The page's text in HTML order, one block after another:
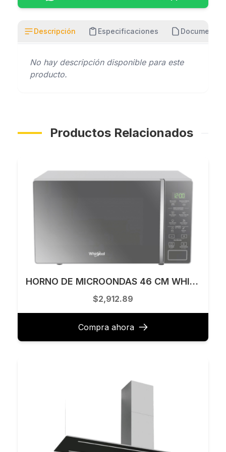
Descripción Especificaciones Documentos
No hay descripción disponible para este
producto.
Productos Relacionados
HORNO DE MICROONDAS 46 CM WHIRLPOOL MODELO WM1807D
$2,912.89
Compra ahora